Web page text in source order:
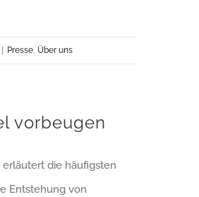
Presse, Über uns
vorbeugen
erläutert die häufigsten
Entstehung von